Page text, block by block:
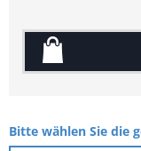
Bitte wählen Sie die